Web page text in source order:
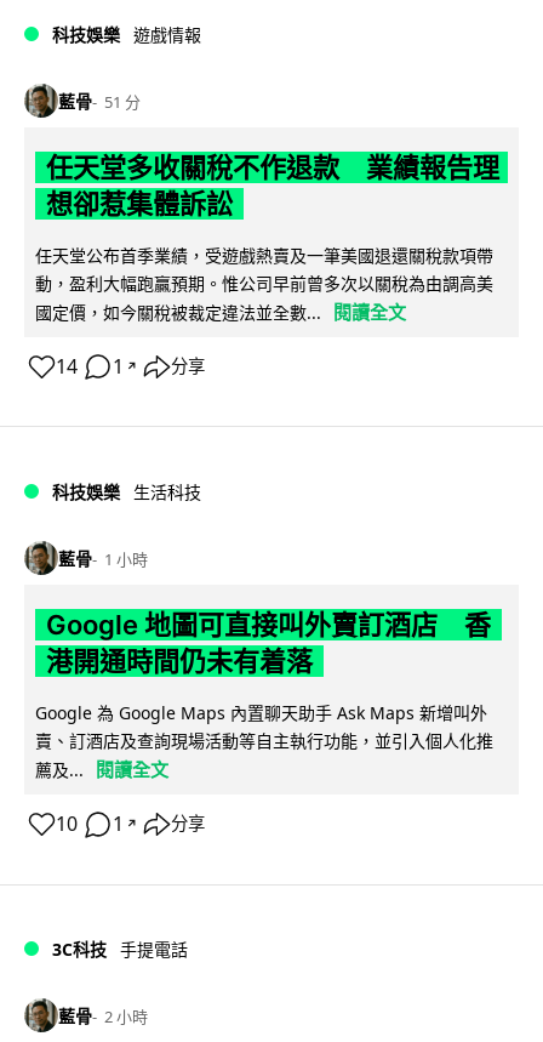
科技娛樂 遊戲情報
藍骨 51 分
任天堂多收關稅不作退款 業績報告理
想卻惹集體訴訟
任天堂公布首季業績，受遊戲熱賣及一筆美國退還關稅款項帶
動，盈利大幅跑贏預期。惟公司早前曾多次以關稅為由調高美
國定價，如今關稅被裁定違法並全數...
閱讀全文
14 1 ↗ 分享
科技娛樂 生活科技
藍骨 1 小時
Google 地圖可直接叫外賣訂酒店 香
港開通時間仍未有着落
Google 為 Google Maps 內置聊天助手 Ask Maps 新增叫外
賣、訂酒店及查詢現場活動等自主執行功能，並引入個人化推
薦及...
閱讀全文
10 1 ↗ 分享
3C科技 手提電話
藍骨 2 小時